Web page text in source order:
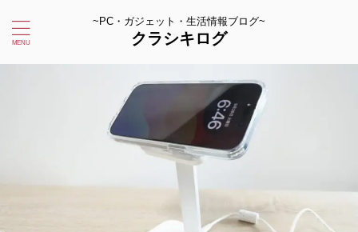
~PC・ガジェット・生活情報ブログ~
クラシキログ